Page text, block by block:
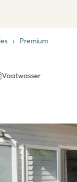
Premium
Vaatwasser